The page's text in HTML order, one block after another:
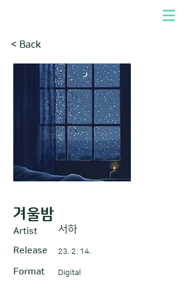
< Back
겨울밤
Artist 서하
Release 23. 2. 14.
Format Digital